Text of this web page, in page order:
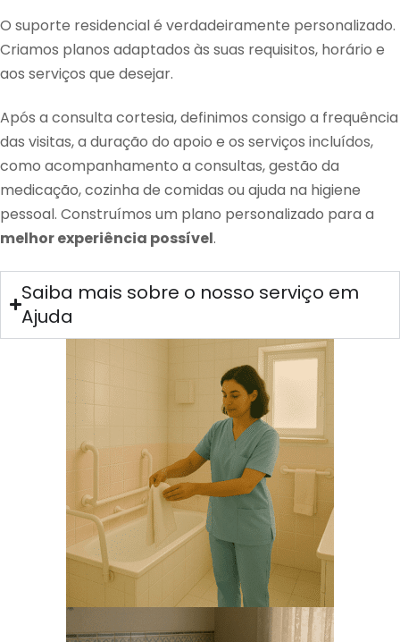
O suporte residencial é verdadeiramente personalizado.
Criamos planos adaptados às suas requisitos, horário e
aos serviços que desejar.
Após a consulta cortesia, definimos consigo a frequência
das visitas, a duração do apoio e os serviços incluídos,
como acompanhamento a consultas, gestão da
medicação, cozinha de comidas ou ajuda na higiene
pessoal. Construímos um plano personalizado para a
melhor experiência possível.
Saiba mais sobre o nosso serviço em
Ajuda